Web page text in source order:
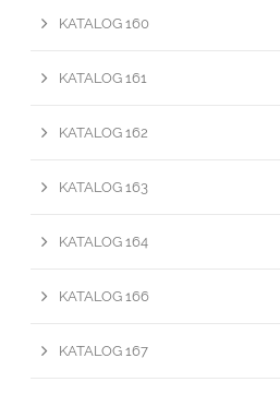
KATALOG 160
KATALOG 161
KATALOG 162
KATALOG 163
KATALOG 164
KATALOG 166
KATALOG 167